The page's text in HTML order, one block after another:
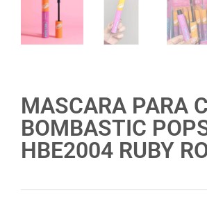
MASCARA PARA
BOMBASTIC
HBE2004 RUBY